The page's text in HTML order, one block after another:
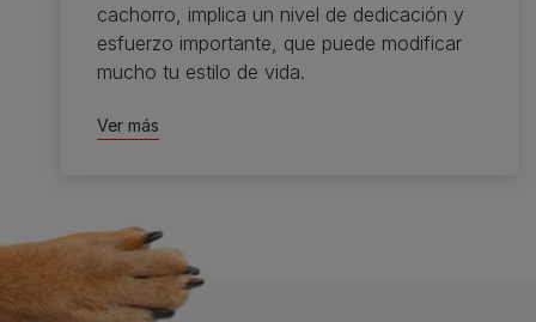
cachorro, implica un nivel de dedicación y
esfuerzo importante, que puede modificar
mucho tu estilo de vida.
Ver más